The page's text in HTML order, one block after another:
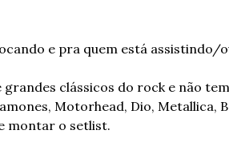
e pra quem está assistindo/
clássicos do rock e não
Motorhead, Dio, Metallica,
montar o setlist.